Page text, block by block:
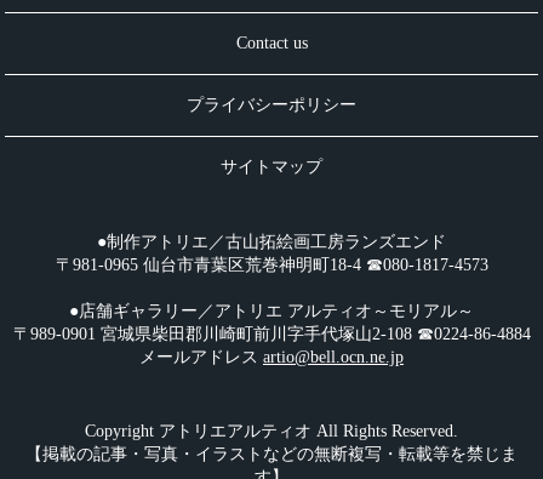
Contact us
プライバシーポリシー
サイトマップ
●制作アトリエ／古山拓絵画工房ランズエンド
〒981-0965 仙台市青葉区荒巻神明町18-4 ☎︎080-1817-4573
●店舗ギャラリー／アトリエ アルティオ～モリアル～
〒989-0901 宮城県柴田郡川崎町前川字手代塚山2-108 ☎︎0224-86-4884
メールアドレス artio@bell.ocn.ne.jp
Copyright アトリエアルティオ All Rights Reserved.
【掲載の記事・写真・イラストなどの無断複写・転載等を禁じま